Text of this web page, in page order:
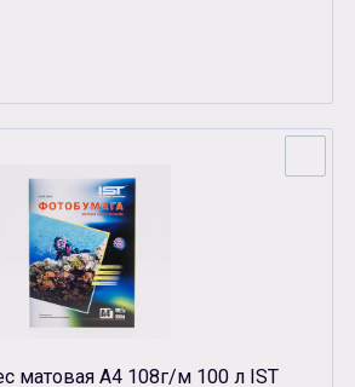
матовая А4 108г/м 100 л IST